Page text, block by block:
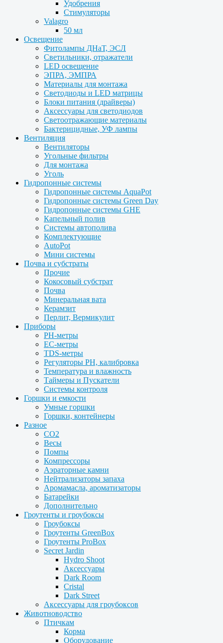
Удобрения
Стимуляторы
Valagro
50 мл
Освещение
Фитолампы ДНаТ, ЭСЛ
Светильники, отражатели
LED освещение
ЭПРА, ЭМПРА
Материалы для монтажа
Светодиоды и LED матрицы
Блоки питания (драйверы)
Аксессуары для светодиодов
Светоотражающие материалы
Бактерицидные, УФ лампы
Вентиляция
Вентиляторы
Угольные фильтры
Для монтажа
Уголь
Гидропонные системы
Гидропонные системы AquaPot
Гидропонные системы Green Day
Гидропонные системы GHE
Капельный полив
Системы автополива
Комплектующие
AutoPot
Мини системы
Почва и субстраты
Прочие
Кокосовый субстрат
Почва
Минеральная вата
Керамзит
Перлит, Вермикулит
Приборы
PH-метры
EC-метры
TDS-метры
Регуляторы PH, калибровка
Температура и влажность
Таймеры и Пускатели
Системы контроля
Горшки и емкости
Умные горшки
Горшки, контейнеры
Разное
CO2
Весы
Помпы
Компрессоры
Аэраторные камни
Нейтрализаторы запаха
Аромамасла, ароматизаторы
Батарейки
Дополнительно
Гроутенты и гроубоксы
Гроубоксы
Гроутенты GreenBox
Гроутенты ProBox
Secret Jardin
Hydro Shoot
Аксессуары
Dark Room
Cristal
Dark Street
Аксессуары для гроубоксов
Животноводство
Птичкам
Корма
Оборудование